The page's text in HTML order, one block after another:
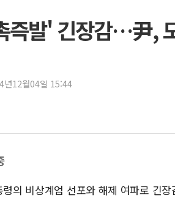
[
즉발' 긴장감…尹,
년12월04일 15:44
의 비상계엄 선포와 해제 여파로 긴장